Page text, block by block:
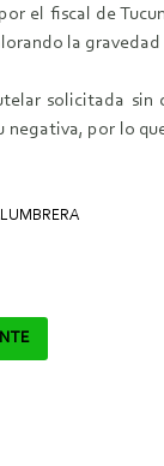
el fiscal de
la
solicitada sin
por lo